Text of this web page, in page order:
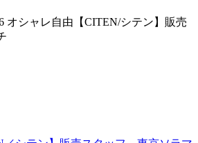
オシャレ自由【CITEN/シテン】販売